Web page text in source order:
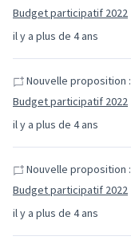
il y a plus de 4 ans
Budget participatif 2022
il y a plus de 4 ans
Nouvelle proposition :
Budget participatif 2022
il y a plus de 4 ans
Nouvelle proposition :
Budget participatif 2022